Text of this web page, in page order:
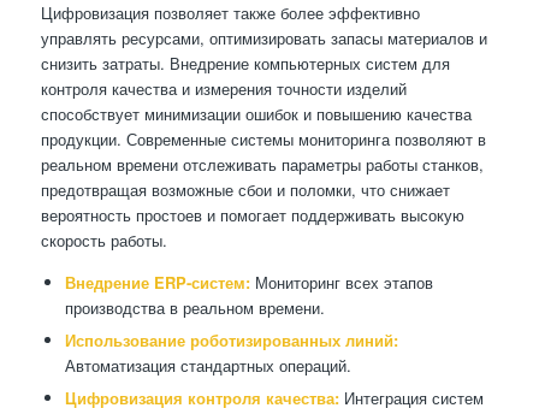
Цифровизация позволяет также более эффективно
управлять ресурсами, оптимизировать запасы материалов и
снизить затраты. Внедрение компьютерных систем для
контроля качества и измерения точности изделий
способствует минимизации ошибок и повышению качества
продукции. Современные системы мониторинга позволяют в
реальном времени отслеживать параметры работы станков,
предотвращая возможные сбои и поломки, что снижает
вероятность простоев и помогает поддерживать высокую
скорость работы.
Внедрение ERP-систем:Мониторинг всех этапов
производства в реальном времени.
Использование роботизированных линий:
Автоматизация стандартных операций.
Цифровизация контроля качества:Интеграция систем